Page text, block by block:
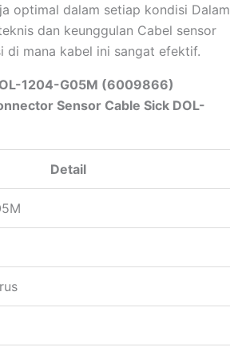
optimal dalam setiap kondisi Dalam
dan keunggulan Cabel sensor
di mana kabel ini sangat efektif.
1204-G05M (6009866)
Sensor Cable Sick DOL-
Detail